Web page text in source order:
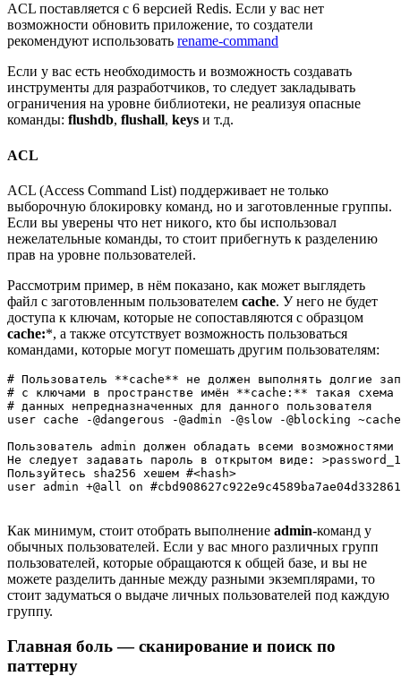
ACL поставляется с 6 версией Redis. Если у вас нет
возможности обновить приложение, то создатели
рекомендуют использовать rename-command
Если у вас есть необходимость и возможность создавать
инструменты для разработчиков, то следует закладывать
ограничения на уровне библиотеки, не реализуя опасные
команды: flushdb, flushall, keys и т.д.
ACL
ACL (Access Command List) поддерживает не только
выборочную блокировку команд, но и заготовленные группы.
Если вы уверены что нет никого, кто бы использовал
нежелательные команды, то стоит прибегнуть к разделению
прав на уровне пользователей.
Рассмотрим пример, в нём показано, как может выглядеть
файл с заготовленным пользователем cache. У него не будет
доступа к ключам, которые не сопоставляются с образцом
cache:*, а также отсутствует возможность пользоваться
командами, которые могут помешать другим пользователям:
# Пользователь **cache** не должен выполнять долгие
# с ключами в пространстве имён **cache:** такая схема
# данных непредназначенных для данного пользователя
user cache -@dangerous -@admin -@slow -@blocking
Пользователь admin должен обладать всеми возможностями
Не следует задавать пароль в открытом виде: >password_1
Пользуйтесь sha256 хешем #<hash>
Как минимум, стоит отобрать выполнение admin-команд у
обычных пользователей. Если у вас много различных групп
пользователей, которые обращаются к общей базе, и вы не
можете разделить данные между разными экземплярами, то
стоит задуматься о выдаче личных пользователей под каждую
группу.
Главная боль — сканирование и поиск по
паттерну